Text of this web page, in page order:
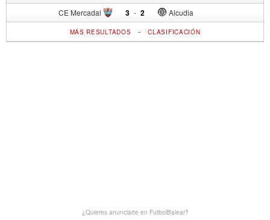
CE Mercadal 3 - Alcudia
2
MÁS RESULTADOS -CLASIFICACIÓN
¿Quieres anunciarte en FutbolBalear?